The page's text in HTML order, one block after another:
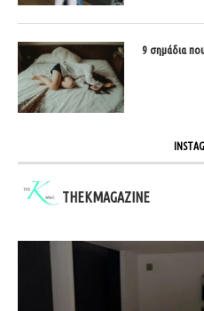
9 σημάδια
THEKMAGAZINE